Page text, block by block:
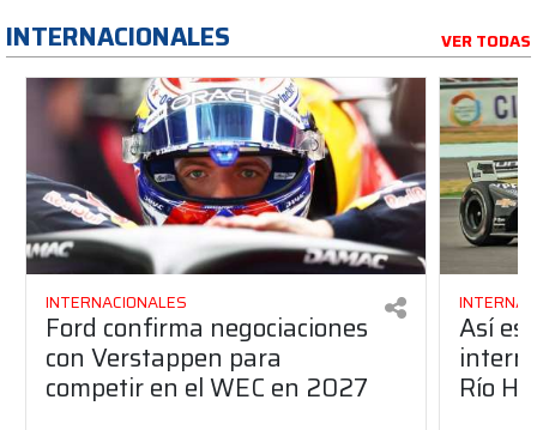
INTERNACIONALES VER TODAS
INTERNACIONALES
Ford confirma negociaciones
con Verstappen para
competir en el WEC en 2027
Así
Río